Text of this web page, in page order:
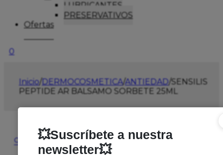
LUBRICANTES
PRESERVATIVOS
Ofertas
0
Inicio/DERMOCOSMETICA/ANTIEDAD/SENSILIS
PEPTIDE AR BALSAMO SORBETE 25ML
🔍